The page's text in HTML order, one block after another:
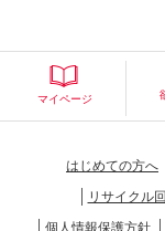
マイページ
はじめての方へ
リサイクル
個人情報保護方針